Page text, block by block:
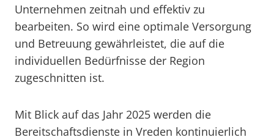
Unternehmen zeitnah und effektiv zu
bearbeiten. So wird eine optimale Versorgung
und Betreuung gewährleistet, die auf die
individuellen Bedürfnisse der Region
zugeschnitten ist.
Mit Blick auf das Jahr 2025 werden die
Bereitschaftsdienste in Vreden kontinuierlich